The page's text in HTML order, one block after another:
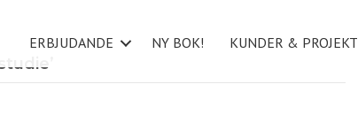
ERBJUDANDE NY BOK! KUNDER & PROJEKT